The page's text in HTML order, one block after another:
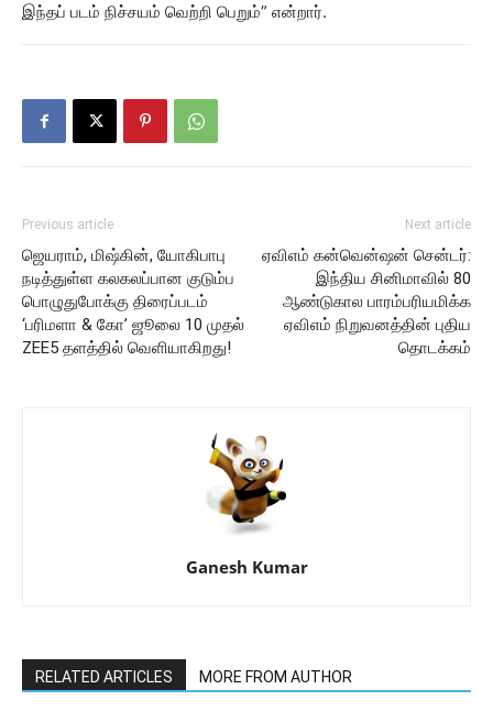
இந்தப் படம் நிச்சயம் வெற்றி பெறும்” என்றார்.
Previous article
ஜெயராம், மிஷ்கின், யோகிபாபு
நடித்துள்ள கலகலப்பான குடும்ப
பொழுதுபோக்கு திரைப்படம்
‘பரிமளா & கோ’ ஜூலை 10 முதல்
ZEE5 தளத்தில் வெளியாகிறது!
Next article
ஏவிஎம் கன்வென்ஷன் சென்டர்:
இந்திய சினிமாவில் 80
ஆண்டுகால பாரம்பரியமிக்க
ஏவிஎம் நிறுவனத்தின் புதிய
தொடக்கம்
Ganesh Kumar
RELATED ARTICLES MORE FROM AUTHOR